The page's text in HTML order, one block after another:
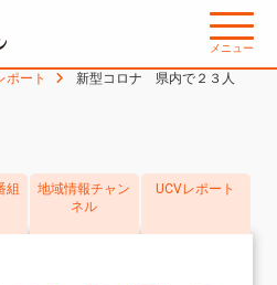
メニュー
ポート
新型コロナ 県内で２３人
組
地域情報チャン
ネル
UCVレポート